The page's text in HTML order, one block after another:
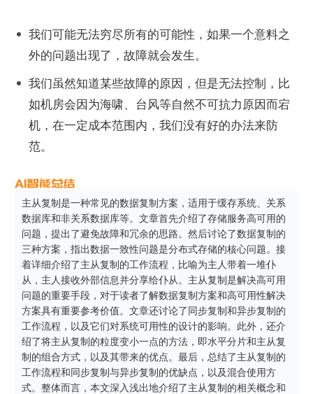
我们可能无法穷尽所有的可能性，如果一个意料之
外的问题出现了，故障就会发生。
我们虽然知道某些故障的原因，但是无法控制，比
如机房会因为海啸、台风等自然不可抗力原因而宕
机，在一定成本范围内，我们没有好的办法来防
范。
主从复制是一种常见的数据复制方案，适用于缓存系统、关系
数据库和非关系数据库等。文章首先介绍了存储服务高可用的
问题，提出了避免故障和冗余的思路。然后讨论了数据复制的
三种方案，指出数据一致性问题是分布式存储的核心问题。接
着详细介绍了主从复制的工作流程，比喻为主人带着一堆仆
从，主人接收外部信息并分享给仆从。主从复制是解决高可用
问题的重要手段，对于读者了解数据复制方案和高可用性解决
方案具有重要参考价值。文章还讨论了同步复制和异步复制的
工作流程，以及它们对系统可用性的设计的影响。此外，还介
绍了将主从复制的粒度变小一点的方法，即水平分片和主从复
制的组合方式，以及其带来的优点。最后，总结了主从复制的
工作流程和同步复制与异步复制的优缺点，以及混合使用方
式。整体而言，本文深入浅出地介绍了主从复制的相关概念和